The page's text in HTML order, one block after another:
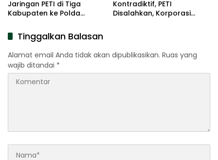
Jaringan PETI di Tiga
Kabupaten ke Polda
Kontradiktif, PETI
Disalahkan, Korporasi
Tinggalkan Balasan
Alamat email Anda tidak akan dipublikasikan. Ruas yang
wajib ditandai *